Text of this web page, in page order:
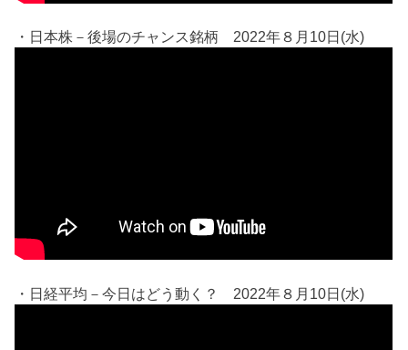
・日本株－後場のチャンス銘柄 2022年８月10日(水)
・日経平均－今日はどう動く？ 2022年８月10日(水)